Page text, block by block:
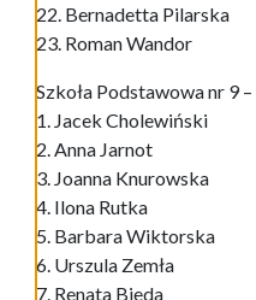
22. Bernadetta Pilarska
23. Roman Wandor
Szkoła Podstawowa nr 9
1. Jacek Cholewiński
2. Anna Jarnot
3. Joanna Knurowska
4. Ilona Rutka
5. Barbara Wiktorska
6. Urszula Zemła
7. Renata Bieda